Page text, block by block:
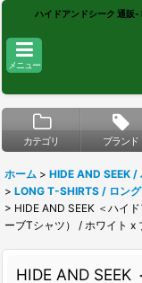
ハイドアンドシーク 通販
メニュー
カテゴリ ブランド
ホーム > HIDE AND SEEK /
> LONG T-SHIRTS / ロン
> HIDE AND SEEK ＜ハイ
ーブTシャツ） / ホワイト x
HIDE AND SEEK